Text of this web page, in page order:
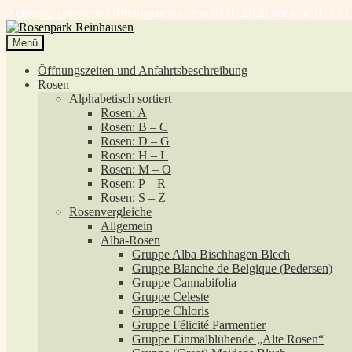
Achtung, geänderte Öffnungszeiten! Am 31.07.2026 nur von 10-13
Zur
Navigation
springen
Zum
Inhalt
springen
Menü
Öffnungszeiten und Anfahrtsbeschreibung
Rosen
Alphabetisch sortiert
Rosen: A
Rosen: B – C
Rosen: D – G
Rosen: H – L
Rosen: M – O
Rosen: P – R
Rosen: S – Z
Rosenvergleiche
Allgemein
Alba-Rosen
Gruppe Alba Bischhagen Blech
Gruppe Blanche de Belgique (Pedersen)
Gruppe Cannabifolia
Gruppe Celeste
Gruppe Chloris
Gruppe Félicité Parmentier
Gruppe Einmalblühende „Alte Rosen“